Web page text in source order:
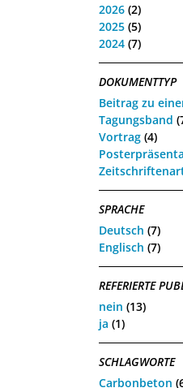
2026 (2)
2025 (5)
2024 (7)
DOKUMENTTYP
Beitrag zu
Tagungsband
Vortrag (4)
SPRACHE
Deutsch (7)
Englisch (7)
REFERIERTE
nein (13)
ja (1)
SCHLAGWORTE
Carbonbeton